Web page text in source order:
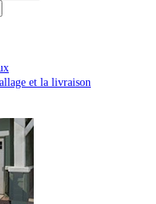
et la livraison